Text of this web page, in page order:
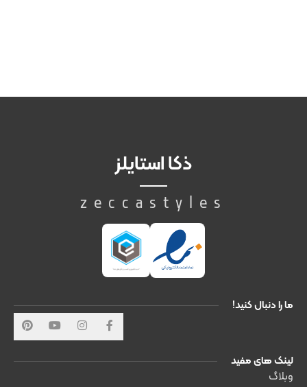
لینک های مفید
وبلاگ
ذکا استایلز
zeccastyles
ما را دنبال کنید!